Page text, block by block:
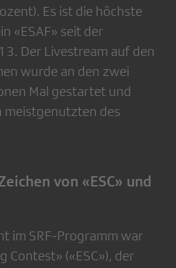
Es ist die höchste
«ESAF» seit der
Der Livestream auf den
wurde an den zwei
Mal gestartet und
meistgenutzten des
von «ESC» und
im SRF-Programm war
Contest» («ESC»), der